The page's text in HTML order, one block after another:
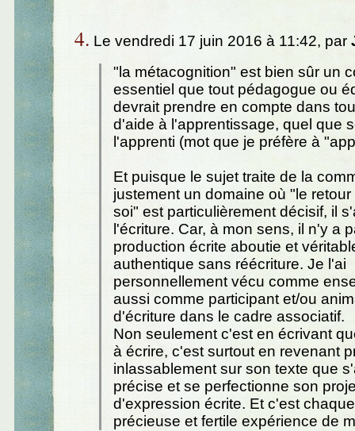
4. Le vendredi 17 juin 2016 à 11:42, par
"la métacognition" est bien sûr un
essentiel que tout pédagogue ou
devrait prendre en compte dans
d'aide à l'apprentissage, quel que
l'apprenti (mot que je préfère à
Et puisque le sujet traite de la
justement un domaine où "le
soi" est particulièrement décisif, il
l'écriture. Car, à mon sens, il n'y a
production écrite aboutie et
authentique sans réécriture. Je l'ai
personnellement vécu comme
aussi comme participant et/ou
d'écriture dans le cadre associatif.
Non seulement c'est en écrivant
à écrire, c'est surtout en revenant
inlassablement sur son texte que
précise et se perfectionne son
d'expression écrite. Et c'est
précieuse et fertile expérience de